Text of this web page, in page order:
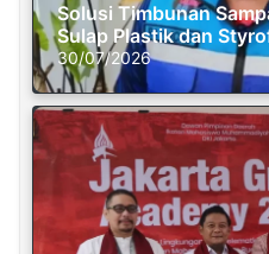
Solusi Timbunan
Sulap Plastik dan
30/07/2026